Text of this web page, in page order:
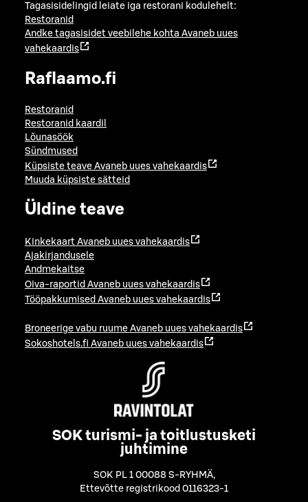
Tagasisidelingid leiate iga restorani kodulehelt:
Restoranid
Andke tagasisidet veebilehe kohta Avaneb uues
vahekaardis
Raflaamo.fi
Restoranid
Restoranid kaardil
Lõunasöök
Sündmused
Küpsiste teave Avaneb uues vahekaardis
Muuda küpsiste sätteid
Üldine teave
Kinkekaart Avaneb uues vahekaardis
Ajakirjandusele
Andmekaitse
Oiva-raportid Avaneb uues vahekaardis
Tööpakkumised Avaneb uues vahekaardis
Broneerige vabu ruume Avaneb uues vahekaardis
Sokoshotels.fi Avaneb uues vahekaardis
SOK turismi- ja toitlustusketi
juhtimine
SOK PL 1 00088 S-RYHMÄ,
Ettevõtte registrikood 0116323-1